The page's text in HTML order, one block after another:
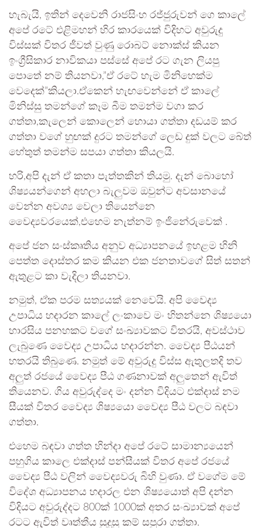
හැබැයි, ඉතින් දෙවෙනි රාජසිංහ රජ්ජුරුවන් ගෙ කාලේ
අපේ රටේ එළිමහන් හිර කාරයෙක් විදිහට අවුරුදු
විස්සක් විතර ජීවත් වුණු රොබට් නොක්ස් කියන
ඉංග්‍රීසිකාර නාවිකයා පස්සේ අපේ රට ගැන ලියපු
පොතේ නම් තියනවා,”ඒ රටේ හැම මිනිහෙක්ම
වෙදෙක්”කියලා.ඒකෙන් හැඟවෙන්නේ ඒ කාලේ
මිනිස්සු තමන්ගේ කෑම බීම තමන්ම වගා කර
ගත්තා,කැලෙන් කොලෙන් හොයා ගත්තා දඩයම් කර
ගත්තා වගේ හුඟක් දුරට තමන්ගේ ලෙඩ දුක් වලට බේත්
හේතුත් තමන්ම සපයා ගත්තා කියලයි.
හරි,අපි දැන් ඒ කතා පැත්තකින් තියමු. දැන් බොහෝ
ශිෂ්‍යයන්ගෙන් අහලා බැලුවම ඔවුන්ට අවසානයේ
වෙන්න අවශ්‍ය වෙලා තියෙන්නෙ
වෛද්‍යවරයෙක්,එහෙම නැත්නම් ඉංජිනේරුවෙක් .
අපේ ජන සංස්කෘතිය අනුව අධ්‍යාපනයේ ඉහළම හිනි
පෙත්ත දොස්තර කම කියන එක ජනතාවගේ සිත් සතන්
ඇතුළට කා වැදිලා තියනවා.
නමුත්, ඒක පරම සත්‍යයක් නෙවෙයි. අපි වෛද්‍ය
උපාධිය හදාරන කාලේ ලංකාවෙ මං හිතන්නෙ ශිෂ්‍යයො
හාරසිය පනහකට වගේ සංඛ්‍යාවකට විතරයි, අවස්ථාව
ලැබුණෙ වෛද්‍ය උපාධිය හදාරන්න. වෛද්‍ය පීඨයන්
හතරයි තිබුණෙ. නමුත් මේ අවුරුදු විස්ස ඇතුලතදි තව
අලුත් රජයේ වෛද්‍ය පීඨ ගණනාවක් අලුතෙන් ඇවිත්
තියෙනව. ගිය අවුරුද්දෙ මං දන්න විදියට එක්දාස් නම
සීයක් විතර වෛද්‍ය ශිෂ්‍යයො වෛද්‍ය පීඨ වලට බඳවා
ගත්තා.
එහෙම බඳවා ගත්ත හින්දා අපේ රටේ සාමාන්‍යයෙන්
පහුගිය කාලෙ එක්දාස් පන්සීයක් විතර අපේ රජයේ
වෛද්‍ය පීඨ වලින් වෛද්‍යවරු බිහි වුණා. ඒ වගේම මේ
විදේශ අධ්‍යාපනය හදාරල එන ශිෂ්‍යයොත් අපි දන්න
විදියට අවුරුද්දට 800ක් 1000ක් අතර සංඛ්‍යාවක් අපේ
රටට ඇවිත් වෘත්තීය සුදුසු කම් සපුරා ගත්තා.